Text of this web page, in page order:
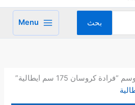
بحث Menu
كروسان 175 سم ايطالية”